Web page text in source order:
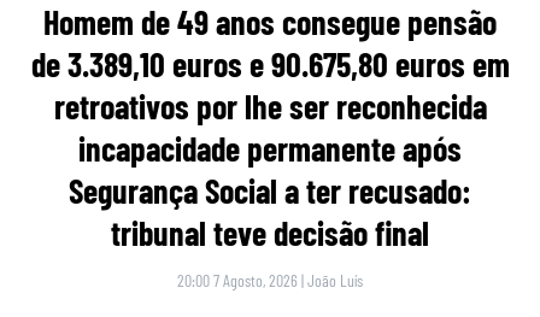
Homem de 49 anos consegue pensão
de 3.389,10 euros e 90.675,80 euros em
retroativos por lhe ser reconhecida
incapacidade permanente após
Segurança Social a ter recusado:
tribunal teve decisão final
20:00 7 Agosto, 2026 |João Luís